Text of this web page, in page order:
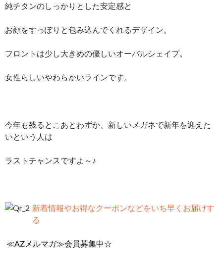
純チタンのしっかりとした安定感と
お顔をすっぽりと包み込んでくれるデザイン。
フロントは少し大きめの優しいオーバルシェイプ。
女性らしいやわらかいラインです。
今年も残るとこあとわずか、新しいメガネで新年を迎えた
いという人は
ラストチャンスですよ～♪
新着情報やお得なクーポンなどをいち早くお届けす
る
≪AZメルマガ≫会員募集中☆